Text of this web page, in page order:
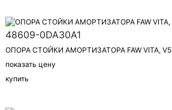
48609-0DA30A1
ОПОРА СТОЙКИ АМОРТИЗАТОРА FAW VITA, V5
показать цену
купить